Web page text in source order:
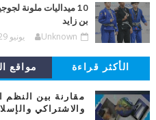
10 ميداليات ملونة
بن زايد
Unknown يونيو 29, 2026
الأكثر قراءة مواقع
مقارنة بين النظم
والاشتراكي